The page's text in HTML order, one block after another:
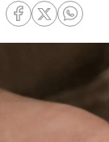
RRSS Facebook
RRSSRRSS